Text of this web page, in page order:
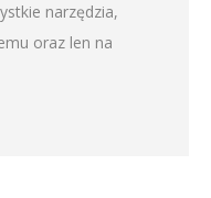
narzędzia,
oraz len na